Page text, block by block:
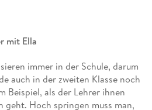
mit Ella
immer in der Schule, darum
auch in der zweiten Klasse noch
Beispiel, als der Lehrer ihnen
geht. Hoch springen muss man,